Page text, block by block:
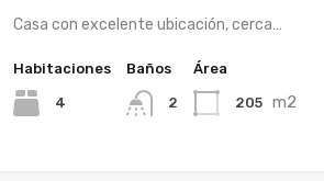
Casa con excelente ubicación, cerca…
Habitaciones
4
Baños
2
Área
205 m2